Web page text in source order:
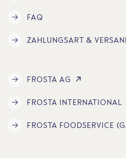
FAQ
ZAHLUNGSART &
FROSTA AG
FROSTA INTERNATIONAL
FROSTA FOODSERVICE